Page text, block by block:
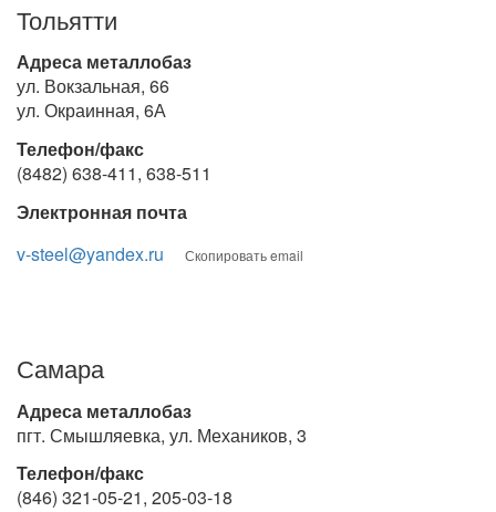
Тольятти
Адреса металлобаз
ул. Вокзальная, 66
ул. Окраинная, 6А
Телефон/факс
(8482) 638-411, 638-511
Электронная почта
v-steel@yandex.ru
Скопировать email
Самара
Адреса металлобаз
пгт. Смышляевка, ул. Механиков, 3
Телефон/факс
(846) 321-05-21, 205-03-18